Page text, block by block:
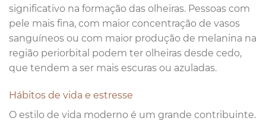
significativo na formação das olheiras. Pessoas com
pele mais fina, com maior concentração de vasos
sanguíneos ou com maior produção de melanina na
região periorbital podem ter olheiras desde cedo,
que tendem a ser mais escuras ou azuladas.
Hábitos de vida e estresse
O estilo de vida moderno é um grande contribuinte.